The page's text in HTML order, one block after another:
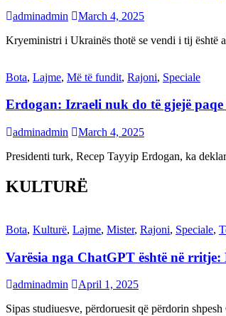
adminadmin
March 4, 2025
Kryeministri i Ukrainës thotë se vendi i tij është
Bota, Lajme, Më të fundit, Rajoni, Speciale
Erdogan: Izraeli nuk do të gjejë
adminadmin
March 4, 2025
Presidenti turk, Recep Tayyip Erdogan, ka
KULTURË
Bota, Kulturë, Lajme, Mister, Rajoni, Speciale,
Varësia nga ChatGPT është në
adminadmin
April 1, 2025
Sipas studiuesve, përdoruesit që përdorin